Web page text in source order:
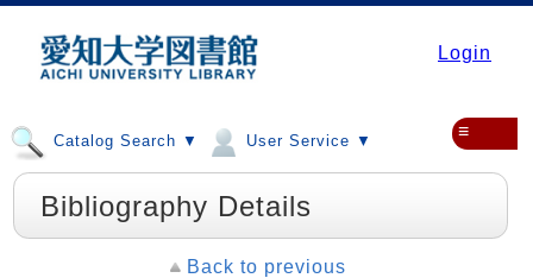
Login
Catalog Search ▼ User Service ▼ ≡
Bibliography Details
Back to previous